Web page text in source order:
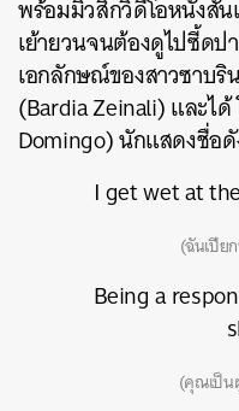
พร้อมมิวสิกวิดีโอหนังสั้
เย้ายวนจนต้องดูไปซี้ด
เอกลักษณ์ของสาวซาบริ
(Bardia Zeinali) และไ
Domingo) นักแสดงชื่อ
I get wet at
(ฉันเปีย
Being a
(คุณเป็